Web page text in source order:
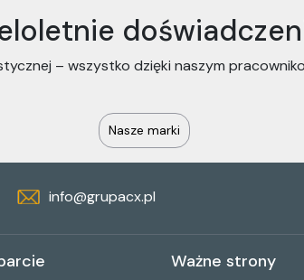
– wszystko dzięki naszym
Nasze marki
info@grupacx.pl
Ważne strony